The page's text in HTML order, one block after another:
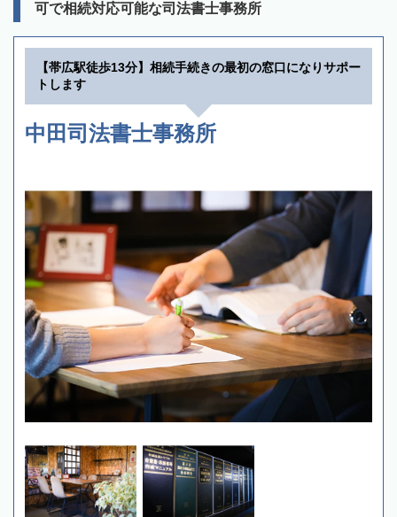
可で相続対応可能な司法書士事務所
【帯広駅徒歩13分】相続手続きの最初の窓口になりサポー
トします
中田司法書士事務所